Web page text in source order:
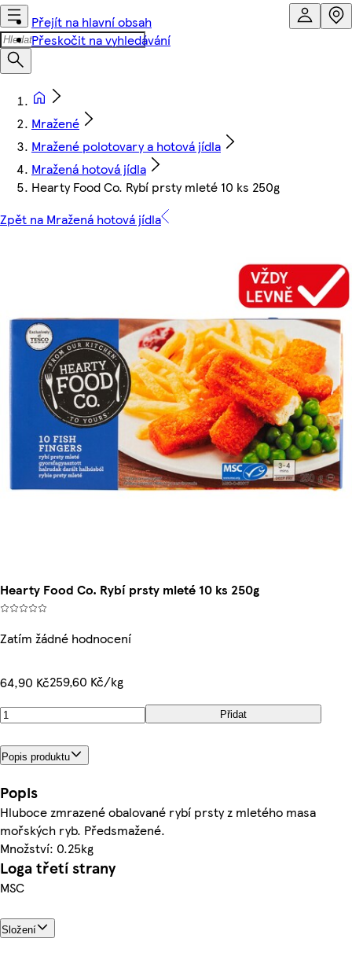
Přejít na hlavní obsah
Přeskočit na vyhledávání
Mražené
Mražené polotovary a hotová jídla
Mražená hotová jídla
Hearty Food Co. Rybí prsty mleté 10 ks 250g
Zpět na Mražená hotová jídla
Hearty Food Co. Rybí prsty mleté 10 ks 250g
Zatím žádné hodnocení
64,90 Kč259,60 Kč/kg
Přidat
Popis produktu
Popis
Hluboce zmrazené obalované rybí prsty z mletého masa
mořských ryb. Předsmažené.
Množství: 0.25kg
Loga třetí strany
MSC
Složení